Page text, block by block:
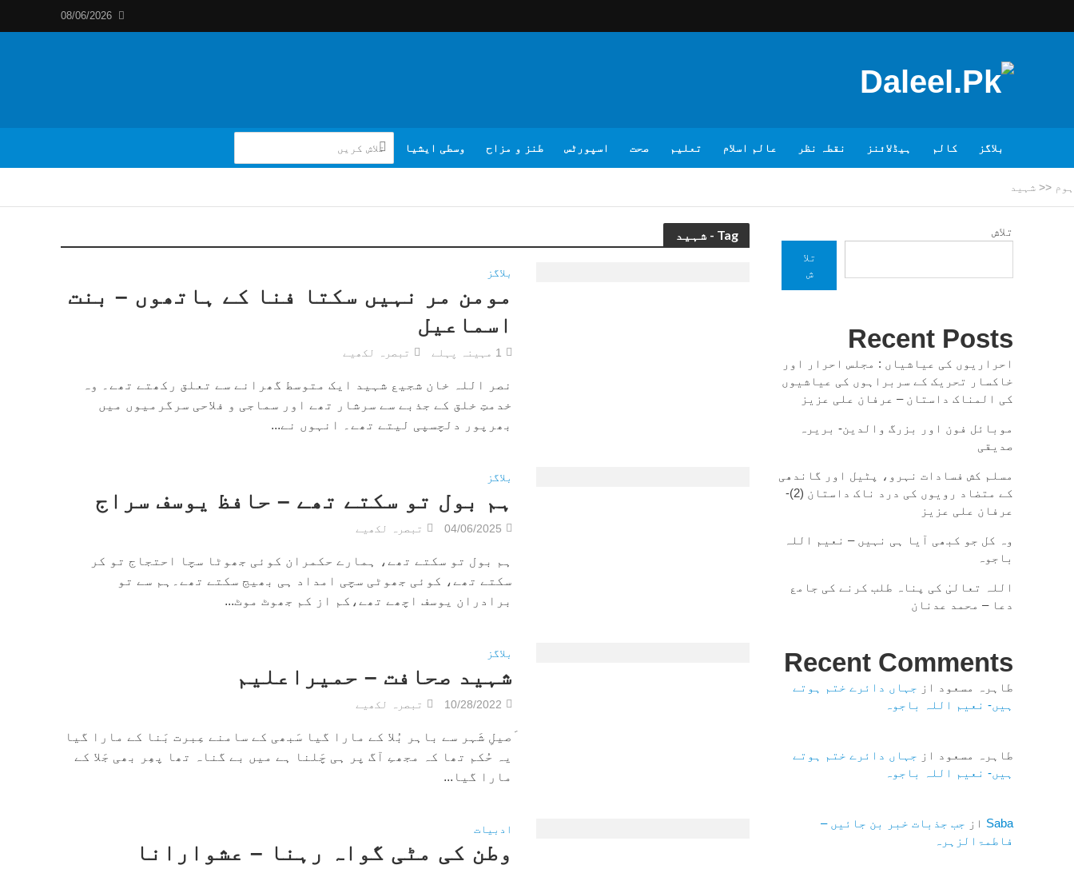
08/06/2026
بلاگز کالم ہیڈلائنز نقطہ نظر عالم اسلام تعلیم صحت اسپورٹس طنز و مزاح وسطی ایشیا
ہوم << شہید
Tag - شہید
بلاگز
مومن مر نہیں سکتا فنا کے ہاتھوں – بنت
اسماعیل
1 مہینہ پہلے تبصرہ لکھیے
نصر اللہ خان شجیع شہید ایک متوسط گھرانے سے تعلق رکھتے تھے۔ وہ
خدمتِ خلق کے جذبے سے سرشار تھے اور سماجی و فلاحی سرگرمیوں میں
بھرپور دلچسپی لیتے تھے۔ انہوں نے...
بلاگز
ہم بول تو سکتے تھے – حافظ یوسف سراج
04/06/2025 تبصرہ لکھیے
ہم بول تو سکتے تھے، ہمارے حکمران کوئی جھوٹا سچا احتجاج تو کر
سکتے تھے، کوئی جھوٹی سچی امداد ہی بھیج سکتے تھے۔ہم سے تو
برادران یوسف اچھے تھے،کم از کم جھوٹ موٹ...
بلاگز
شہید صحافت – حمیراعلیم
10/28/2022 تبصرہ لکھیے
َصیلِ شَہر سے باہر بُلا کے مارا گیا سَبھی کے سامنے عِبرت بَنا کے مارا گیا
یہ حُکم تھا کہ مجھےِ آگ پر ہی چَلنا ہے میں بے گناہ تھا پھِر بھی جَلا کے
مارا گیا...
ادبیات
وطن کی مٹی گواہ رہنا – عشوارانا
تلاش
تلا
ش
Recent Posts
احراریوں کی عیاشیاں : مجلس احرار اور
خاکسار تحریک کے سربراہوں کی عیاشیوں
کی المناک داستان – عرفان علی عزیز
موبائل فون اور بزرگ والدین- بریرہ
صدیقی
مسلم کش فسادات نہرو، پٹیل اور گاندھی
کے متضاد رویوں کی درد ناک داستان (2)-
عرفان علی عزیز
وہ کل جو کبھی آیا ہی نہیں – نعیم اللہ
باجوہ
اللہ تعالیٰ کی پناہ طلب کرنے کی جامع
دعا – محمد عدنان
Recent Comments
طاہرہ مسعود از جہاں دائرے ختم ہوتے
ہیں- نعیم اللہ باجوہ
طاہرہ مسعود از جہاں دائرے ختم ہوتے
ہیں- نعیم اللہ باجوہ
Saba از جب جذبات خبر بن جائیں –
فاطمۃالزہرہ